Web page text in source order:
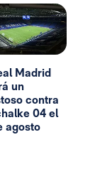
Madrid
un
contra
04 el
agosto